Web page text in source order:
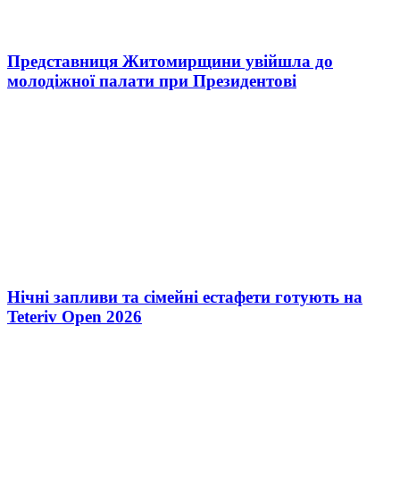
Представниця Житомирщини увійшла до
молодіжної палати при Президентові
Нічні запливи та сімейні естафети готують на
Teteriv Open 2026